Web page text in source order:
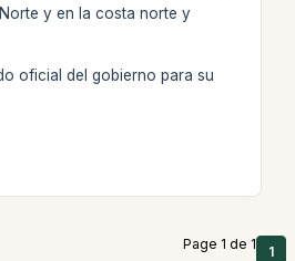
y en la costa norte y
oficial del gobierno para su
Page 1 de 1 1